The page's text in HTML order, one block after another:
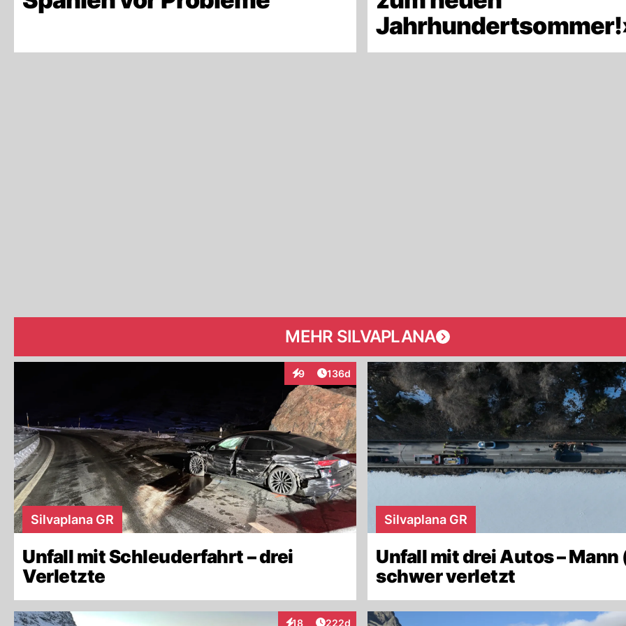
MEHR SILVAPLANA
9
InteraktionenArtikel veröffentlicht:
136d
Silvaplana GR
Unfall mit Schleuderfahrt – drei
Verletzte
Silvaplana GR
Unfall mit drei Autos – Mann
schwer verletzt
18 Artikel veröffentlicht:
222d